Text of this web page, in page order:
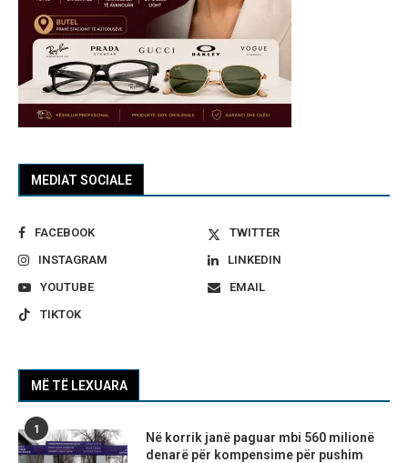
MEDIAT SOCIALE
FACEBOOK
TWITTER
INSTAGRAM
LINKEDIN
YOUTUBE
EMAIL
TIKTOK
MË TË LEXUARA
1
Në korrik janë paguar mbi 560 milionë
denarë për kompensime për pushim